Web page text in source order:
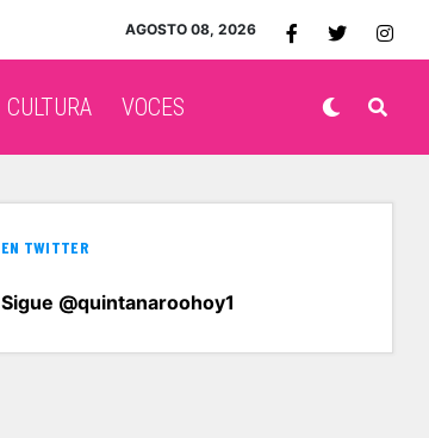
AGOSTO 08, 2026
CULTURA VOCES
EN TWITTER
Sigue @quintanaroohoy1